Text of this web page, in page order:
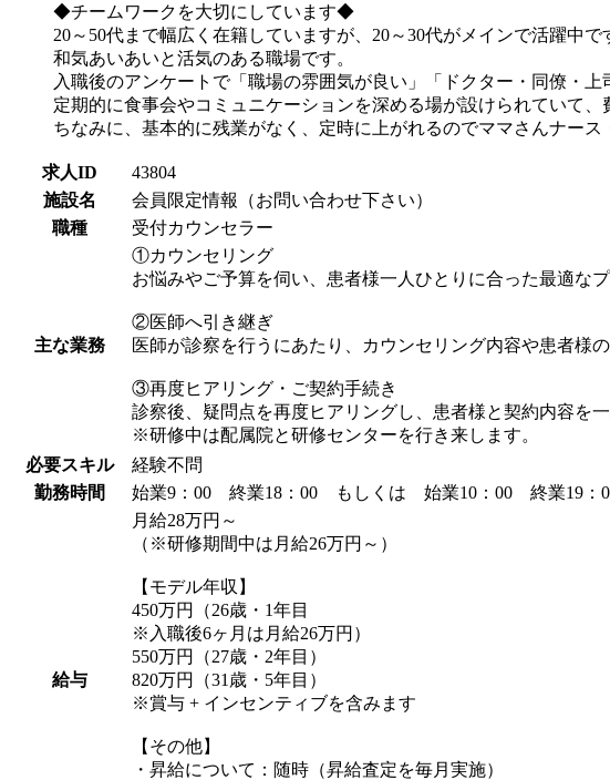
◆チームワークを大切にしています◆
20～50代まで幅広く在籍していますが、20～30代がメインで活躍中で
和気あいあいと活気のある職場です。
入職後のアンケートで「職場の雰囲気が良い」「ドクター・同僚・
定期的に食事会やコミュニケーションを深める場が設けられていて
ちなみに、基本的に残業がなく、定時に上がれるのでママさんナース
求人ID
43804
施設名
会員限定情報（お問い合わせ下さい）
職種
受付カウンセラー
主な業務
①カウンセリング
お悩みやご予算を伺い、患者様一人ひとりに合った最適な
②医師へ引き継ぎ
医師が診察を行うにあたり、カウンセリング内容や患者様
③再度ヒアリング・ご契約手続き
診察後、疑問点を再度ヒアリングし、患者様と契約内容を
※研修中は配属院と研修センターを行き来します。
必要スキル
経験不問
勤務時間
始業9：00 終業18：00 もしくは 始業10：00 終業19：
給与
月給28万円～
（※研修期間中は月給26万円～）
【モデル年収】
450万円（26歳・1年目
※入職後6ヶ月は月給26万円）
550万円（27歳・2年目）
820万円（31歳・5年目）
※賞与 + インセンティブを含みます
【その他】
・昇給について：随時（昇給査定を毎月実施）